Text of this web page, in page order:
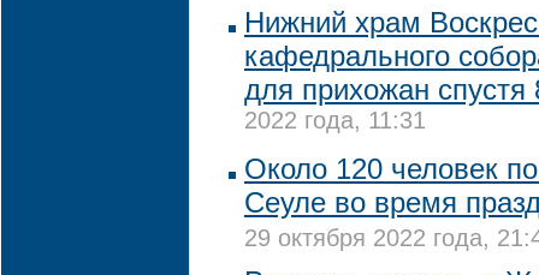
Нижний храм
кафедрального
для прихожан спустя
2022 года, 11:31
Около 120 человек
Сеуле во время
29 октября 2022 года,